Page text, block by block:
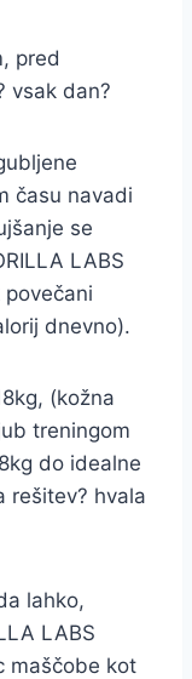
pred
vsak dan?
času navadi
se
LABS
dnevno).
(kožna
treningom
do idealne
rešitev? hvala
lahko,
LABS
maščobe kot